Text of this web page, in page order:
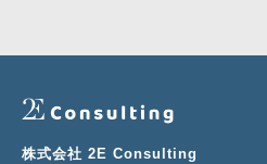
株式会社 2E Consulting